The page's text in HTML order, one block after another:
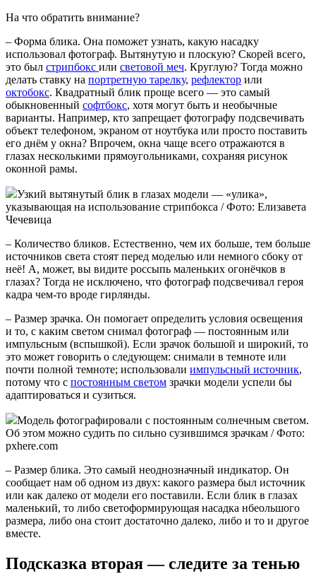
На что обратить внимание?
– Форма блика. Она поможет узнать, какую насадку
использовал фотограф. Вытянутую и плоскую? Скорей всего,
это был стрипбокс или световой меч. Круглую? Тогда можно
делать ставку на портретную тарелку, рефлектор или
октобокс. Квадратный блик проще всего — это самый
обыкновенный софтбокс, хотя могут быть и необычные
варианты. Например, кто запрещает фотографу подсвечивать
объект телефоном, экраном от ноутбука или просто поставить
его днём у окна? Впрочем, окна чаще всего отражаются в
глазах несколькими прямоугольниками, сохраняя рисунок
оконной рамы.
Узкий вытянутый блик в глазах модели — «улика»,
указывающая на использование стрипбокса / Фото: Елизавета
Чечевица
– Количество бликов. Естественно, чем их больше, тем больше
источников света стоят перед моделью или немного сбоку от
неё! А, может, вы видите россыпь маленьких огонёчков в
глазах? Тогда не исключено, что фотограф подсвечивал героя
кадра чем-то вроде гирлянды.
– Размер зрачка. Он помогает определить условия освещения
и то, с каким светом снимал фотограф — постоянным или
импульсным (вспышкой). Если зрачок большой и широкий, то
это может говорить о следующем: снимали в темноте или
почти полной темноте; использовали импульсный источник,
потому что с постоянным светом зрачки модели успели бы
адаптироваться и сузиться.
Модель фотографировали с постоянным солнечным светом.
Об этом можно судить по сильно сузившимся зрачкам / Фото:
pxhere.com
– Размер блика. Это самый неоднозначный индикатор. Он
сообщает нам об одном из двух: какого размера был источник
или как далеко от модели его поставили. Если блик в глазах
маленький, то либо светоформирующая насадка нбеольшого
размера, либо она стоит достаточно далеко, либо и то и другое
вместе.
Подсказка вторая — следите за тенью